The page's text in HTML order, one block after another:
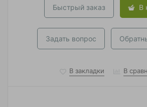
Быстрый заказ В
Задать вопрос
В закладки В